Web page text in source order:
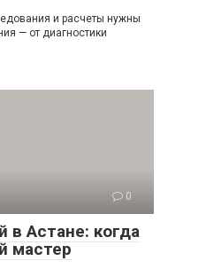
и расчеты нужны
— от диагностики
0
в Астане: когда
мастер